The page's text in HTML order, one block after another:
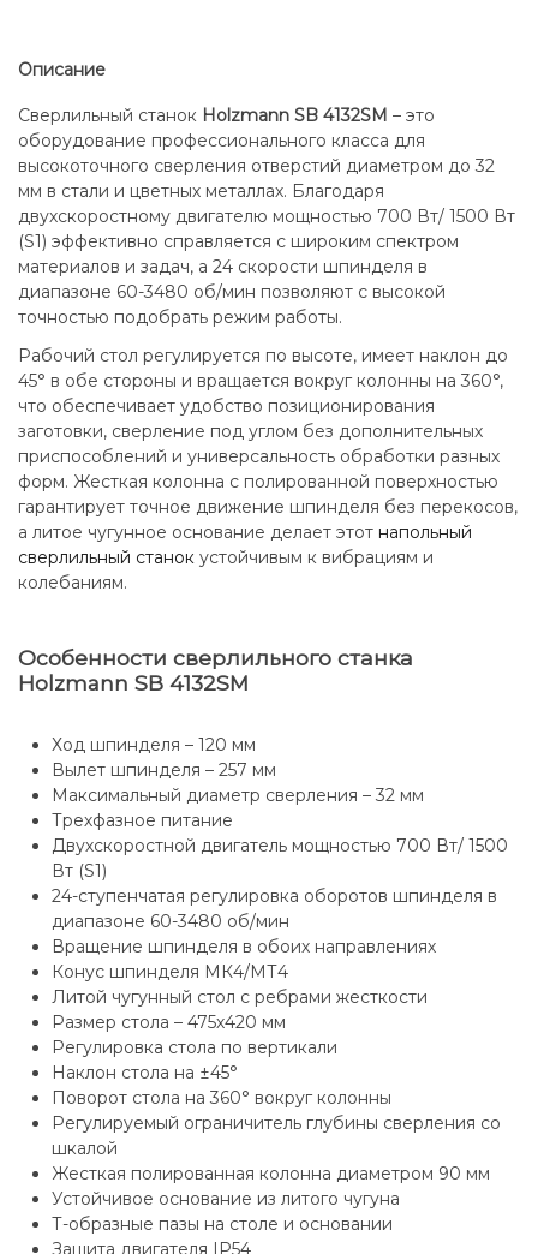
Описание
Сверлильный станок Holzmann SB 4132SM – это
оборудование профессионального класса для
высокоточного сверления отверстий диаметром до 32
мм в стали и цветных металлах. Благодаря
двухскоростному двигателю мощностью 700 Вт/ 1500 Вт
(S1) эффективно справляется с широким спектром
материалов и задач, а 24 скорости шпинделя в
диапазоне 60-3480 об/мин позволяют с высокой
точностью подобрать режим работы.
Рабочий стол регулируется по высоте, имеет наклон до
45° в обе стороны и вращается вокруг колонны на 360°,
что обеспечивает удобство позиционирования
заготовки, сверление под углом без дополнительных
приспособлений и универсальность обработки разных
форм. Жесткая колонна с полированной поверхностью
гарантирует точное движение шпинделя без перекосов,
а литое чугунное основание делает этот напольный
сверлильный станок устойчивым к вибрациям и
колебаниям.
Особенности сверлильного станка
Holzmann SB 4132SM
Ход шпинделя – 120 мм
Вылет шпинделя – 257 мм
Максимальный диаметр сверления – 32 мм
Трехфазное питание
Двухскоростной двигатель мощностью 700 Вт/ 1500
Вт (S1)
24-ступенчатая регулировка оборотов шпинделя в
диапазоне 60-3480 об/мин
Вращение шпинделя в обоих направлениях
Конус шпинделя МК4/МТ4
Литой чугунный стол с ребрами жесткости
Размер стола – 475х420 мм
Регулировка стола по вертикали
Наклон стола на ±45°
Поворот стола на 360° вокруг колонны
Регулируемый ограничитель глубины сверления со
шкалой
Жесткая полированная колонна диаметром 90 мм
Устойчивое основание из литого чугуна
Т-образные пазы на столе и основании
Защита двигателя IP54